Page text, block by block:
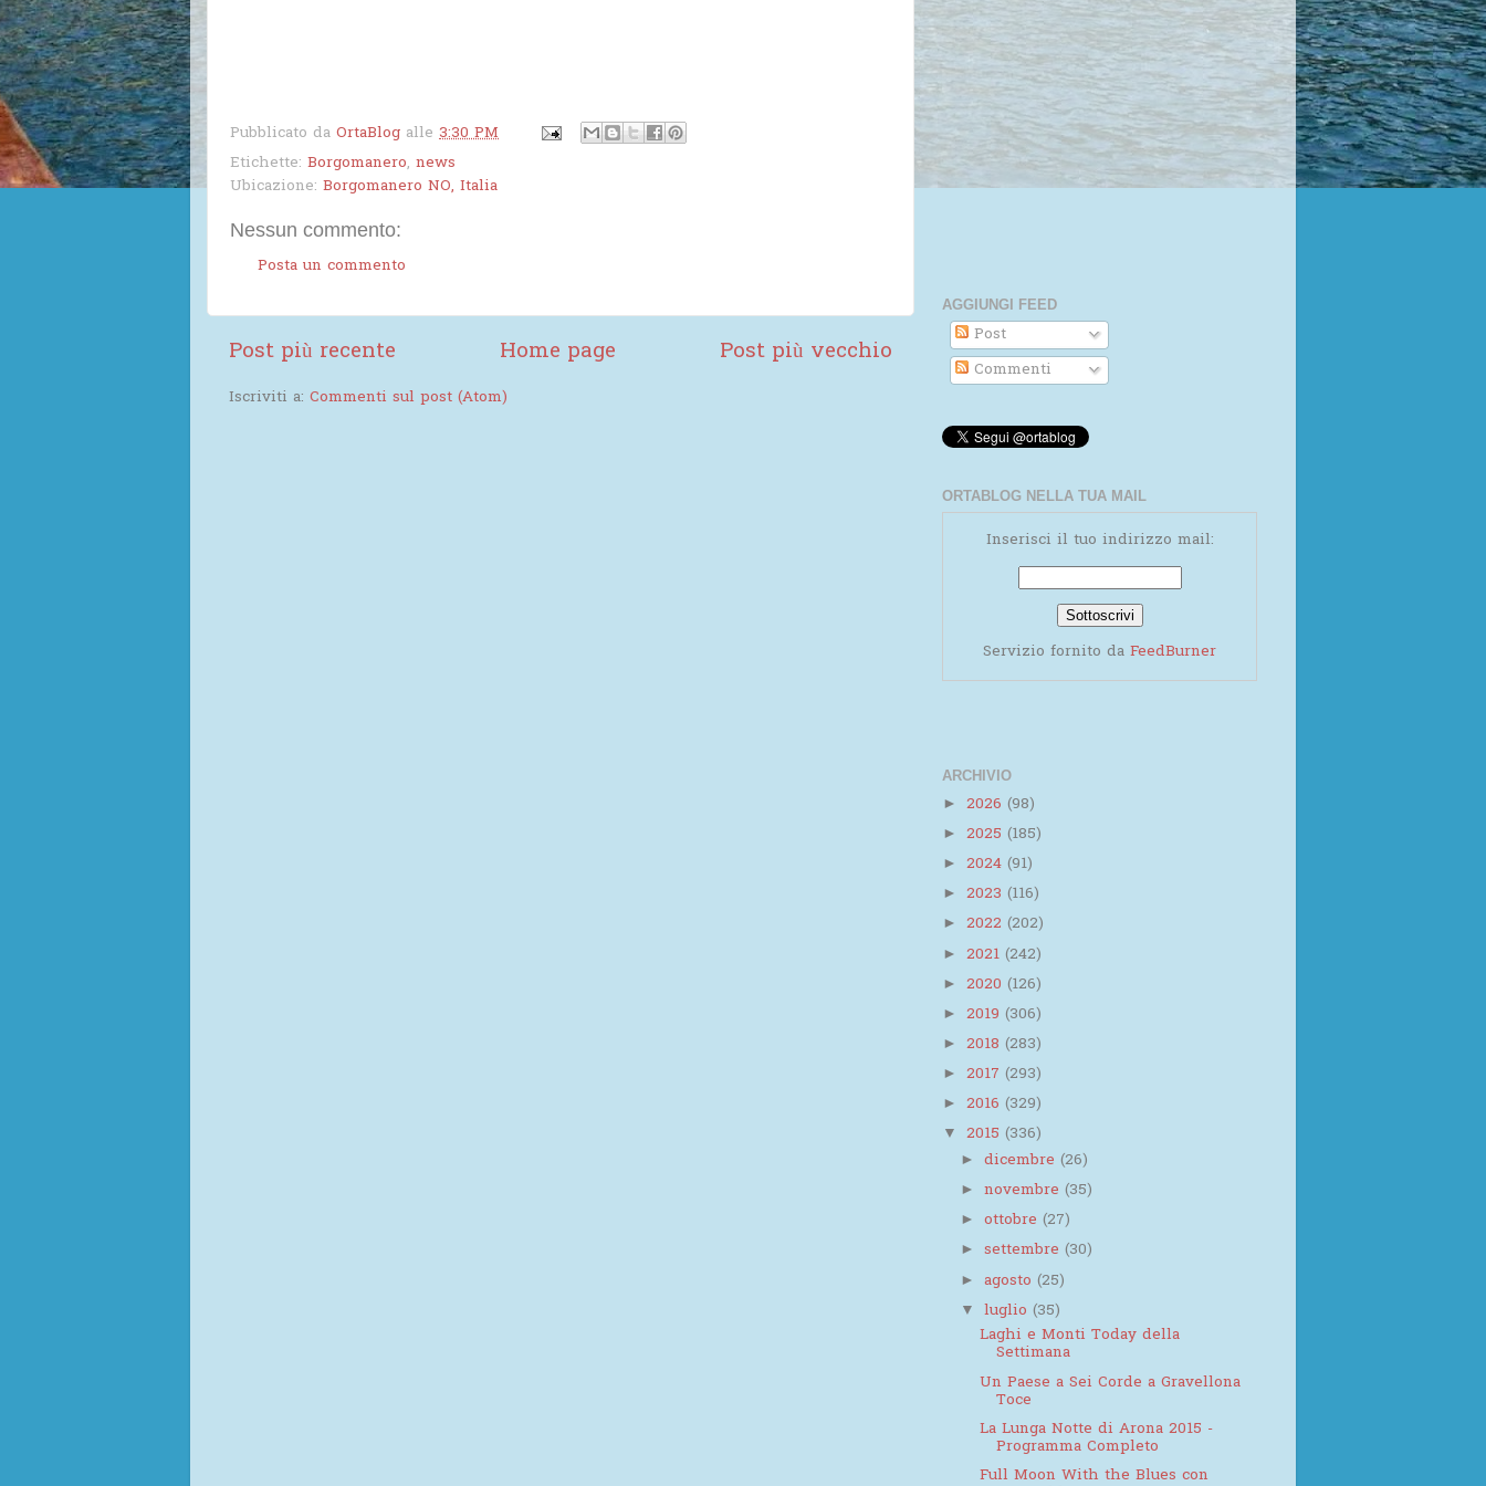
Pubblicato da OrtaBlog alle 3:30 PM
Etichette: Borgomanero, news
Ubicazione: Borgomanero NO, Italia
Nessun commento:
Posta un commento
Post più recente Post più vecchio
Home page
Iscriviti a: Commenti sul post (Atom)
AGGIUNGI FEED
Post
Commenti
ORTABLOG NELLA TUA MAIL
Inserisci il tuo indirizzo mail:
Servizio fornito da FeedBurner
ARCHIVIO
► 2026 (98)
► 2025 (185)
► 2024 (91)
► 2023 (116)
► 2022 (202)
► 2021 (242)
► 2020 (126)
► 2019 (306)
► 2018 (283)
► 2017 (293)
► 2016 (329)
▼ 2015 (336)
►dicembre(26)
►novembre(35)
►ottobre(27)
►settembre(30)
►agosto(25)
▼luglio(35)
Laghi e Monti Today della
Settimana
Un Paese a Sei Corde a Gravellona
Toce
La Lunga Notte di Arona 2015 -
Programma Completo
Full Moon With the Blues con